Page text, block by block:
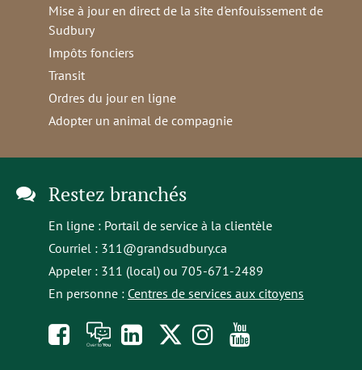
Mise à jour en direct de la site d'enfouissement de
Sudbury
Impôts fonciers
Transit
Ordres du jour en ligne
Adopter un animal de compagnie
Restez branchés
En ligne : Portail de service à la clientèle
Courriel : 311@grandsudbury.ca
Appeler : 311 (local) ou 705-671-2489
En personne : Centres de services aux citoyens
Like À
opensFollowFollow